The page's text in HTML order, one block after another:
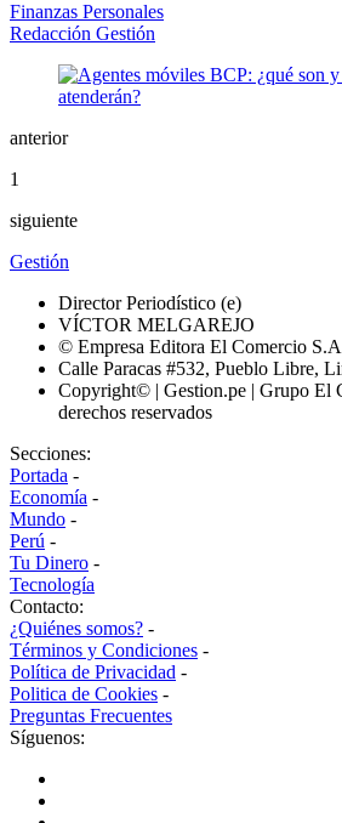
Finanzas Personales
Redacción Gestión
anterior
1
siguiente
Gestión
Director Periodístico (e)
VÍCTOR MELGAREJO
© Empresa Editora El Comercio
Calle Paracas #532, Pueblo Libre,
Copyright© | Gestion.pe | Grupo El
derechos reservados
Secciones:
Portada -
Economía -
Mundo -
Perú -
Tu Dinero -
Tecnología
Contacto:
¿Quiénes somos? -
Términos y Condiciones -
Política de Privacidad -
Politica de Cookies -
Preguntas Frecuentes
Síguenos: